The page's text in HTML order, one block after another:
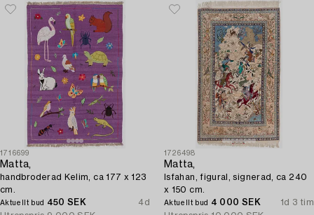
1716699
Matta,
handbroderad Kelim, ca 177 x 123
cm.
Aktuellt bud 450 SEK
4d
1726498
Matta,
Isfahan, figural, signerad, ca 240
x 150 cm.
Aktuellt bud 4 000 SEK
1d 3 tim